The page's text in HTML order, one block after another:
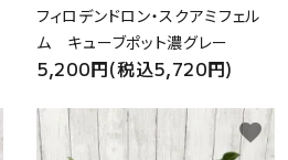
フィロデンドロン・スクアミフェル
ム キューブポット濃グレー
5,200円(税込5,720円)
favorite